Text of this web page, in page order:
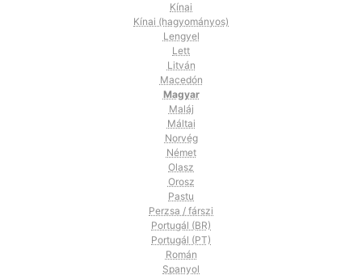
Kínai
Kínai (hagyományos)
Lengyel
Lett
Litván
Macedón
Magyar
Maláj
Máltai
Norvég
Német
Olasz
Orosz
Pastu
Perzsa / fárszi
Portugál (BR)
Portugál (PT)
Román
Spanyol